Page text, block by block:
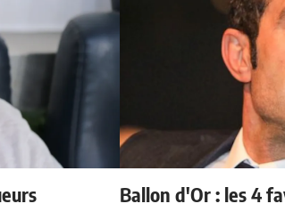
Ballon d'Or : les 4